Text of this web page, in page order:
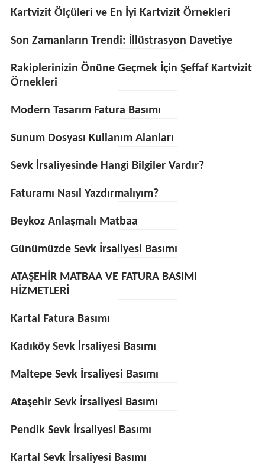
Kartvizit Ölçüleri ve En İyi Kartvizit Örnekleri
Son Zamanların Trendi: İllüstrasyon Davetiye
Rakiplerinizin Önüne Geçmek İçin Şeffaf Kartvizit
Örnekleri
Modern Tasarım Fatura Basımı
Sunum Dosyası Kullanım Alanları
Sevk İrsaliyesinde Hangi Bilgiler Vardır?
Faturamı Nasıl Yazdırmalıyım?
Beykoz Anlaşmalı Matbaa
Günümüzde Sevk İrsaliyesi Basımı
ATAŞEHİR MATBAA VE FATURA BASIMI
HİZMETLERİ
Kartal Fatura Basımı
Kadıköy Sevk İrsaliyesi Basımı
Maltepe Sevk İrsaliyesi Basımı
Ataşehir Sevk İrsaliyesi Basımı
Pendik Sevk İrsaliyesi Basımı
Kartal Sevk İrsaliyesi Basımı